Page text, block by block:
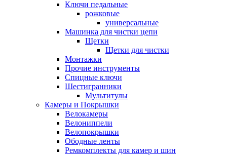
Ключи педальные
рожковые
универсальные
Машинка для чистки цепи
Щетки
Щетки для чистки
Монтажки
Прочие инструменты
Спицные ключи
Шестигранники
Мультитулы
Камеры и Покрышки
Велокамеры
Велониппели
Велопокрышки
Ободные ленты
Ремкомплекты для камер и шин